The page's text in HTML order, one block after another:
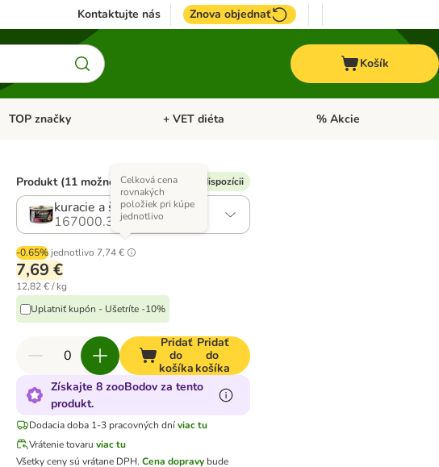
Kontaktujte nás Znova objednať
Košík
Otvoriť menu: Kone
TOP značky Otvoriť menu: TOP značky
+ VET diéta Otvoriť menu: + VET diéta
% Akcie
Produkt (11 možností) % Kupón k dispozícii
kuracie a šunka
167000.3
-0.65% jednotlivo 7,74 €
Celková cena
rovnakých
položiek pri kúpe
jednotlivo
7,69 €
12,82 € / kg
Uplatniť kupón - Ušetríte -10%
Pridať
do
košíka
Pridať
do
košíka
Získajte 8 zooBodov za tento
produkt.
Dodacia doba 1-3 pracovných dní viac tu
Vrátenie tovaru viac tu
Všetky ceny sú vrátane DPH. Cena dopravybude